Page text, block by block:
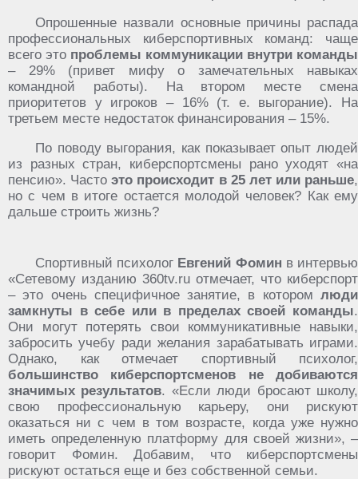
Опрошенные назвали основные причины распада
профессиональных киберспортивных команд: чаще
всего это проблемы коммуникации внутри команды
– 29% (привет мифу о замечательных навыках
командной работы). На втором месте смена
приоритетов у игроков – 16% (т. е. выгорание). На
третьем месте недостаток финансирования – 15%.
По поводу выгорания, как показывает опыт людей
из разных стран, киберспортсмены рано уходят «на
пенсию». Частоэто происходит в 25 лет или раньше,
но с чем в итоге остается молодой человек? Как ему
дальше строить жизнь?
Спортивный психолог Евгений Фомин в интервью
«Сетевому изданию 360tv.ru отмечает, что киберспорт
– это очень специфичное занятие, в котором люди
замкнуты в себе или в пределах своей команды.
Они могут потерять свои коммуникативные навыки,
забросить учебу ради желания зарабатывать играми.
Однако, как отмечает спортивный психолог,
большинство киберспортсменов не добиваются
значимых результатов. «Если люди бросают школу,
свою профессиональную карьеру, они рискуют
оказаться ни с чем в том возрасте, когда уже нужно
иметь определенную платформу для своей жизни», –
говорит Фомин. Добавим, что киберспортсмены
рискуют остаться еще и без собственной семьи.